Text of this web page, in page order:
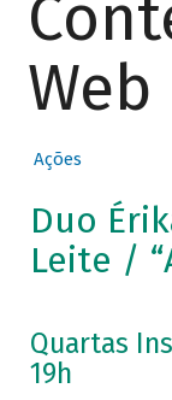
Web
Ações
Duo
Leite /
Quartas
19h